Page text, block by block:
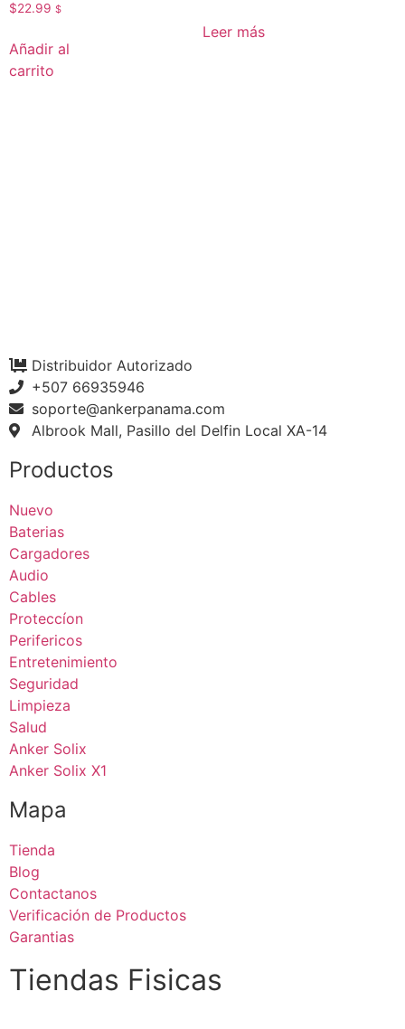
$22.99 $
Añadir al
carrito
Leer más
Distribuidor Autorizado
+507 66935946
soporte@ankerpanama.com
Albrook Mall, Pasillo del Delfin Local XA-14
Productos
Nuevo
Baterias
Cargadores
Audio
Cables
Proteccíon
Perifericos
Entretenimiento
Seguridad
Limpieza
Salud
Anker Solix
Anker Solix X1
Mapa
Tienda
Blog
Contactanos
Verificación de Productos
Garantias
Tiendas Fisicas